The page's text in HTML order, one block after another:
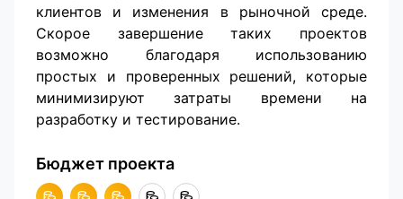
клиентов и изменения в рыночной среде.
Скорое завершение таких проектов
возможно благодаря использованию
простых и проверенных решений, которые
минимизируют затраты времени на
разработку и тестирование.
Бюджет проекта